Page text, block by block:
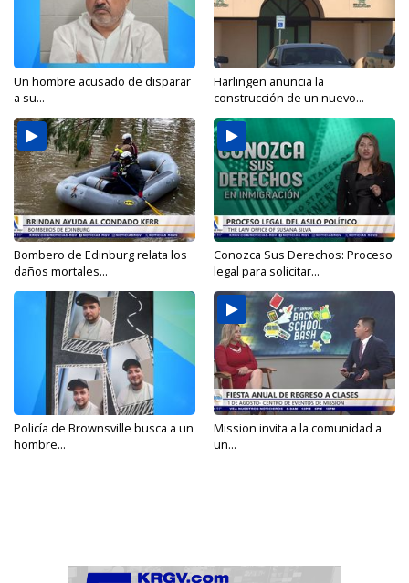
Un hombre acusado de disparar
a su...
Harlingen anuncia la
construcción de un nuevo...
Bombero de Edinburg relata los
daños mortales...
Conozca Sus Derechos: Proceso
legal para solicitar...
Policía de Brownsville busca a un
hombre...
Mission invita a la comunidad a
un...